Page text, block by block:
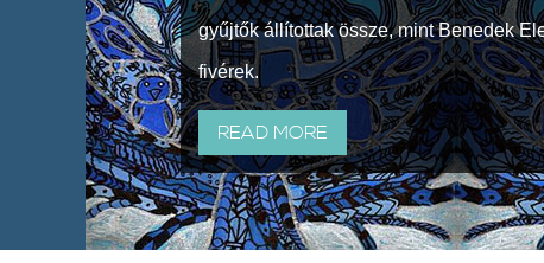
gyűjtők állítottak össze, mint Benedek
fivérek.
READ MORE